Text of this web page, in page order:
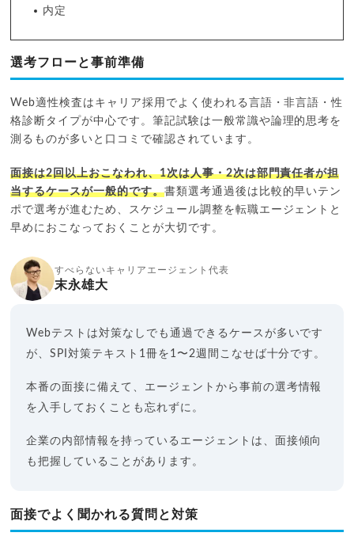
内定
選考フローと事前準備
Web適性検査はキャリア採用でよく使われる言語・非言語・性
格診断タイプが中心です。筆記試験は一般常識や論理的思考を
測るものが多いと口コミで確認されています。
面接は2回以上おこなわれ、1次は人事・2次は部門責任者が担
当するケースが一般的です。書類選考通過後は比較的早いテン
ポで選考が進むため、スケジュール調整を転職エージェントと
早めにおこなっておくことが大切です。
すべらないキャリアエージェント代表
末永雄大
Webテストは対策なしでも通過できるケースが多いです
が、SPI対策テキスト1冊を1〜2週間こなせば十分です。
本番の面接に備えて、エージェントから事前の選考情報
を入手しておくことも忘れずに。
企業の内部情報を持っているエージェントは、面接傾向
も把握していることがあります。
面接でよく聞かれる質問と対策